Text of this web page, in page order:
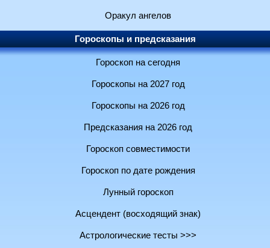
Оракул ангелов
Гороскопы и предсказания
Гороскоп на сегодня
Гороскопы на 2027 год
Гороскопы на 2026 год
Предсказания на 2026 год
Гороскоп совместимости
Гороскоп по дате рождения
Лунный гороскоп
Асцендент (восходящий знак)
Астрологические тесты >>>